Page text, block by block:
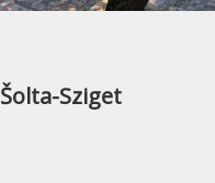
Šolta-Sziget